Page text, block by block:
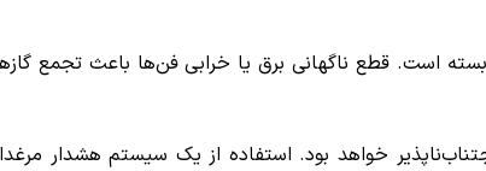
است. قطع ناگهانی برق یا خرابی فن‌ها باعث تجمع
خواهد بود. استفاده از یک سیستم هشدار